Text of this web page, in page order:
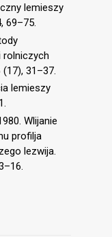
lemieszy
69–75.
rolniczych
31–37.
lemieszy
Wlijanie
profilja
lezwija.